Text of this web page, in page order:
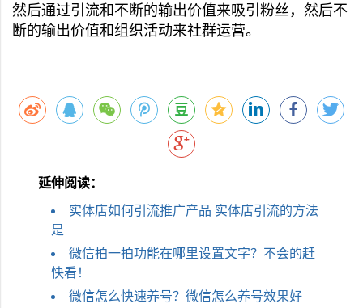
然后通过引流和不断的输出价值来吸引粉丝，然后不
断的输出价值和组织活动来社群运营。
延伸阅读：
实体店如何引流推广产品 实体店引流的方法
是
微信拍一拍功能在哪里设置文字？不会的赶
快看！
微信怎么快速养号？微信怎么养号效果好